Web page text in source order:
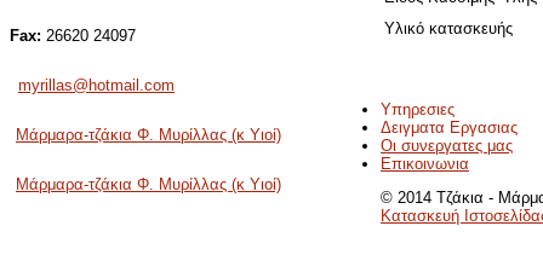
Fax: 26620 24097
myrillas@hotmail.com
Μάρμαρα-τζάκια Φ. Μυρίλλας (κ Υιοί)
Μάρμαρα-τζάκια Φ. Μυρίλλας (κ Υιοί)
Υλικό κατασκευής
Υπηρεσιες
Δειγματα Εργασιας
Οι συνεργατες μας
Επικοινωνια
© 2014 Τζάκια -
Κατασκευή